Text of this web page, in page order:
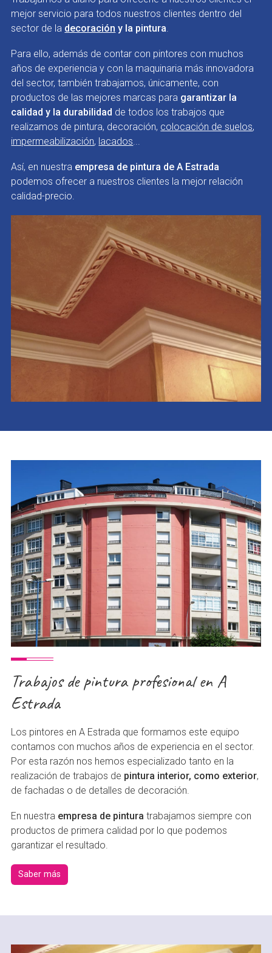
mejor servicio para todos nuestros clientes dentro del
sector de la decoración y la pintura.
Para ello, además de contar con pintores con muchos
años de experiencia y con la maquinaria más innovadora
del sector, también trabajamos, únicamente, con
productos de las mejores marcas para garantizar la
calidad y la durabilidad de todos los trabajos que
realizamos de pintura, decoración, colocación de suelos,
impermeabilización, lacados...
Así, en nuestra empresa de pintura de A Estrada
podemos ofrecer a nuestros clientes la mejor relación
calidad-precio.
Trabajos de pintura profesional en A
Estrada
Los pintores en A Estrada que formamos este equipo
contamos con muchos años de experiencia en el sector.
Por esta razón nos hemos especializado tanto en la
realización de trabajos de pintura interior, como exterior,
de fachadas o de detalles de decoración.
En nuestra empresa de pintura trabajamos siempre con
productos de primera calidad por lo que podemos
garantizar el resultado.
Saber más